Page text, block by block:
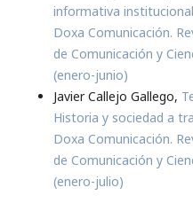
informativa
Doxa Comunicación.
de Comunicación y
(enero-junio)
Javier Callejo Gallego,
Historia y sociedad a
Doxa Comunicación.
de Comunicación y
(enero-julio)